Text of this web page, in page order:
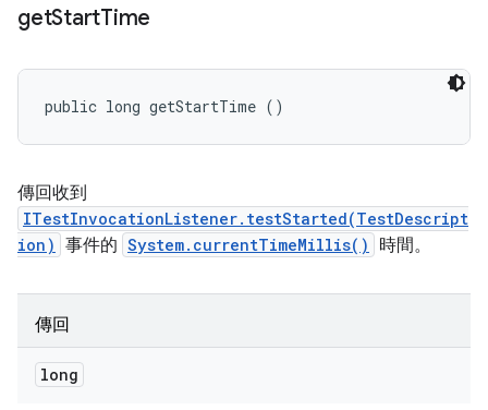
getStartTime
public long getStartTime ()
傳回收到
ITestInvocationListener.testStarted(TestDescript
ion) 事件的 System.currentTimeMillis() 時間。
傳回
long